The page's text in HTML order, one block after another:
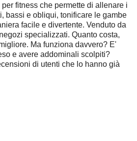
fitness che permette di allenare i
bassi e obliqui, tonificare le gambe
facile e divertente. Venduto da
specializzati. Quanto costa,
Ma funziona davvero? E'
e avere addominali scolpiti?
di utenti che lo hanno già